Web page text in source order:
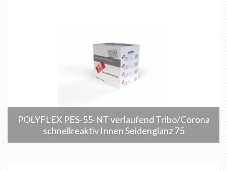
POLYFLEX PES-55-NT verlaufend Tribo/Corona
schnellreaktiv Innen Seidenglanz 75